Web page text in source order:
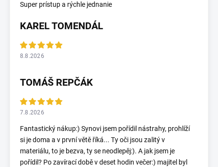
Super prístup a rýchle jednanie
KAREL TOMENDÁL
8.8.2026
TOMÁŠ REPČÁK
7.8.2026
Fantastický nákup:) Synovi jsem pořídil nástrahy, prohlíží
si je doma a v první větě říká... Ty oči jsou zalitý v
materiálu, to je bezva, ty se neodlepěj:). A jak jsem je
pořídil? Po zavírací době v deset hodin večer:) majitel byl